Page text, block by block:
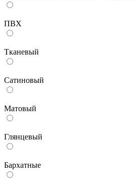
ПВХ
Тканевый
Сатиновый
Матовый
Глянцевый
Бархатные